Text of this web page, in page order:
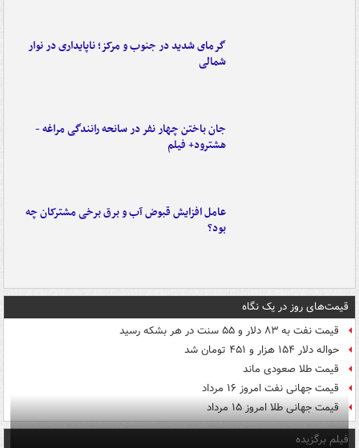
گرمای شدید در جنوب و مرکز؛ ناپایداری در نوار
شمالی
جان باختن چهار نفر در سانحه رانندگی مراغه -
هشترود+ فیلم
عامل افزایش قبوض آب و برق برخی مشترکان چه
بود؟
قیمت‌های روز در یک نگاه
قیمت نفت به ۸۳ دلار و ۵۵ سنت در هر بشکه رسید
حواله دلار ۱۵۴ هزار و ۴۵۱ تومان شد
قیمت طلا صعودی ماند
قیمت جهانی نفت امروز ۱۶ مرداد
قیمت جهانی طلا امروز ۱۵ مرداد
فیلم برگزیده